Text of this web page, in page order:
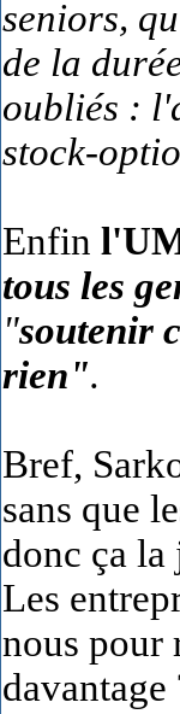
seniors,
de la
oubliés :
stock-
Enfin
tous les
"soutenir
rien".
Bref,
sans que
donc ça la
Les
nous pour
davantage